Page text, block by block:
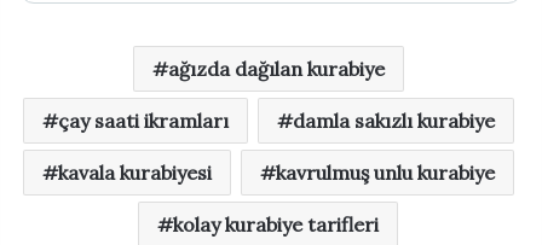
ağızda dağılan kurabiye
çay saati ikramları damla sakızlı kurabiye
kavala kurabiyesi kavrulmuş unlu kurabiye
kolay kurabiye tarifleri